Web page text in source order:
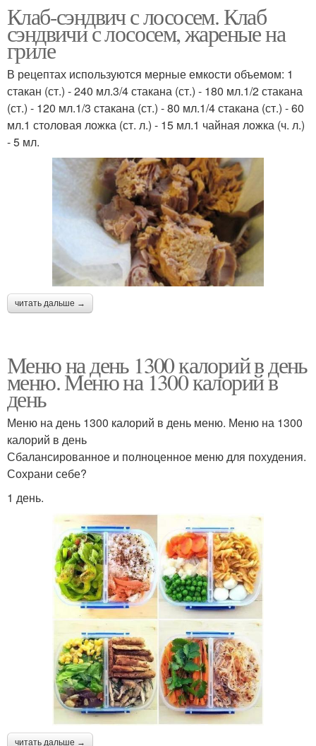
Клаб-сэндвич с лососем. Клаб
сэндвичи с лососем, жареные на
гриле
В рецептах используются мерные емкости объемом: 1
стакан (ст.) - 240 мл.3/4 стакана (ст.) - 180 мл.1/2 стакана
(ст.) - 120 мл.1/3 стакана (ст.) - 80 мл.1/4 стакана (ст.) - 60
мл.1 столовая ложка (ст. л.) - 15 мл.1 чайная ложка (ч. л.)
- 5 мл.
читать дальше →
Меню на день 1300 калорий в день
меню. Меню на 1300 калорий в
день
Меню на день 1300 калорий в день меню. Меню на 1300
калорий в день
Сбалансированное и полноценное меню для похудения.
Сохрани себе?
1 день.
читать дальше →